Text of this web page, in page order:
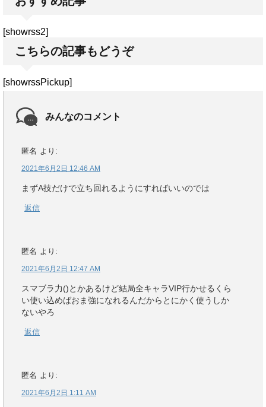
[showrss2]
こちらの記事もどうぞ
[showrssPickup]
みんなのコメント
匿名 より:
2021年6月2日 12:46 AM
まずA技だけで立ち回れるようにすればいいのでは
返信
匿名 より:
2021年6月2日 12:47 AM
スマブラ力()とかあるけど結局全キャラVIP行かせるくら
い使い込めばおま強になれるんだからとにかく使うしか
ないやろ
返信
匿名 より:
2021年6月2日 1:11 AM